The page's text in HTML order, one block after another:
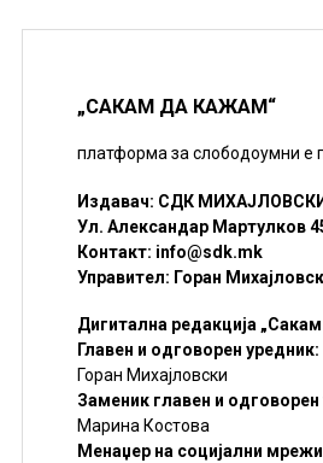
„САКАМ ДА КАЖАМ“
платформа за слободоумни е
Издавач: СДК
Ул. Александар Мартулков
Контакт: info@sdk.mk
Управител: Горан
Дигитална редакција
Главен и одговорен уредник:
Горан Михајловски
Заменик главен и одговорен
Марина Костова
Менаџер на социјални